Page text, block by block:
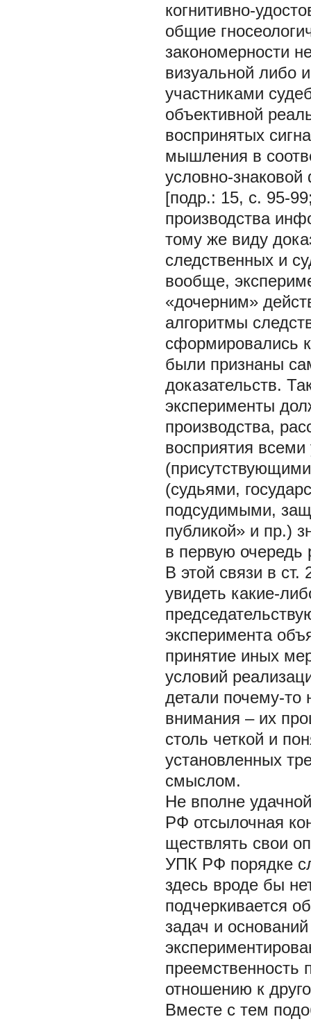
когнитивно-
общие
закономерности
визуальной либо
участниками
объективной
воспринятых
мышления в
условно-
[подр.: 15, с. 95-
производства
тому же виду
следственных и
вообще,
«дочерним»
алгоритмы
сформировались
были признаны
доказательств.
эксперименты
производства,
восприятия
(судьями,
подсудимыми,
публикой» и пр.)
в первую очередь
В этой связи в
увидеть какие-
эксперимента
принятие иных
условий
детали почему-то
внимания – их
столь четкой и
установленных
смыслом.
Не вполне
РФ отсылочная
ществлять свои
УПК РФ порядке
здесь вроде бы
подчеркивается
задач и
преемственность
отношению к
Вместе с тем